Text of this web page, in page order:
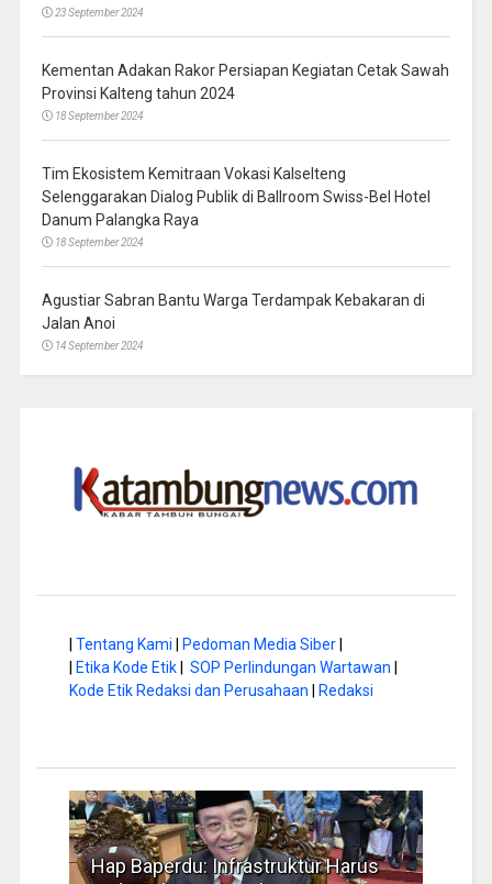
23 September 2024
Kementan Adakan Rakor Persiapan Kegiatan Cetak Sawah
Provinsi Kalteng tahun 2024
18 September 2024
Tim Ekosistem Kemitraan Vokasi Kalselteng
Selenggarakan Dialog Publik di Ballroom Swiss-Bel Hotel
Danum Palangka Raya
18 September 2024
Agustiar Sabran Bantu Warga Terdampak Kebakaran di
Jalan Anoi
14 September 2024
| Tentang Kami | Pedoman Media Siber|
| Etika Kode Etik| SOP Perlindungan Wartawan |
Kode Etik Redaksi dan Perusahaan | Redaksi
Musim Kemarau, DPRD Dorong